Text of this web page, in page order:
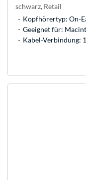
schwarz, Retail
Kopfhörertyp: On-
Geeignet für:
Kabel-Verbindung: